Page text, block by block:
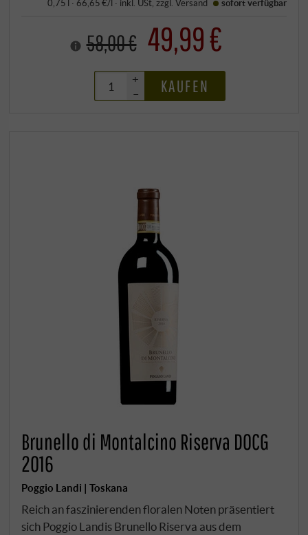
0,75 l · 66,65 €/l · inkl. USt , zzgl.Versand sofort verfügbar
58,00 € 49,99 €
+
–
KAUFEN
Brunello di Montalcino Riserva DOCG
2016
Poggio Landi | Toskana
Reich an faszinierenden floralen Noten präsentiert
sich Poggio Landis Brunello Riserva aus dem